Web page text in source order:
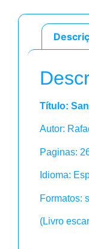
Título:
Autor:
Paginas:
Idioma:
Formatos:
(Livro